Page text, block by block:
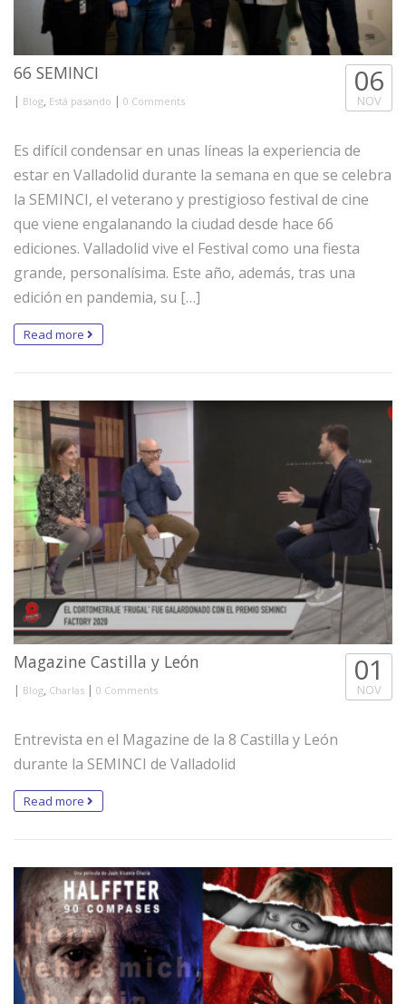
66 SEMINCI
| Blog, Está pasando | 0 Comments
06
NOV
Es difícil condensar en unas líneas la experiencia de
estar en Valladolid durante la semana en que se celebra
la SEMINCI, el veterano y prestigioso festival de cine
que viene engalanando la ciudad desde hace 66
ediciones. Valladolid vive el Festival como una fiesta
grande, personalísima. Este año, además, tras una
edición en pandemia, su […]
Read more
Magazine Castilla y León
| Blog, Charlas | 0 Comments
01
NOV
Entrevista en el Magazine de la 8 Castilla y León
durante la SEMINCI de Valladolid
Read more